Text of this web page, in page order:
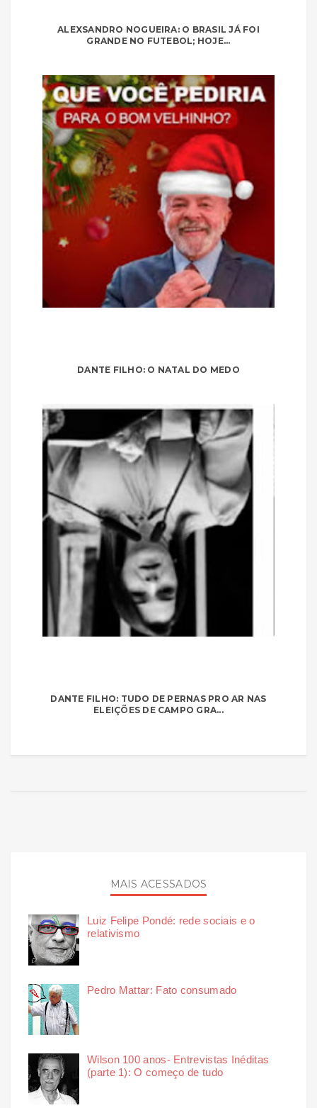
ALEXSANDRO NOGUEIRA: O BRASIL JÁ FOI
GRANDE NO FUTEBOL; HOJE...
DANTE FILHO: O NATAL DO MEDO
DANTE FILHO: TUDO DE PERNAS PRO AR NAS
ELEIÇÕES DE CAMPO GRA...
MAIS ACESSADOS
Luiz Felipe Pondé: rede sociais e o
relativismo
Pedro Mattar: Fato consumado
Wilson 100 anos- Entrevistas Inéditas
(parte 1): O começo de tudo